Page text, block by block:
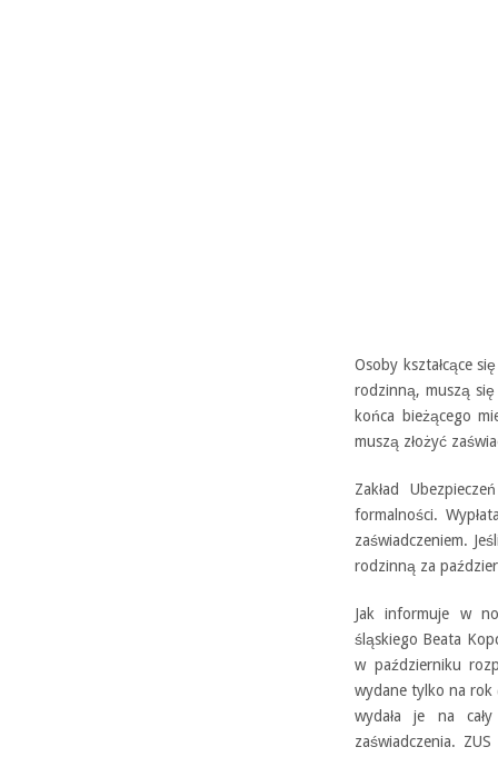
Osoby kształcące
rodzinną, muszą
końca bieżącego
muszą złożyć
Zakład
formalności.
zaświadczeniem.
rodzinną za
Jak informuje w
śląskiego Beata
w październiku
wydane tylko na rok
wydała je na
zaświadczenia.